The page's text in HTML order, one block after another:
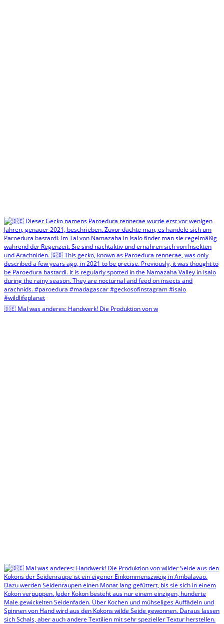
🇩🇪 Mal was anderes: Handwerk! Die Produktion von w